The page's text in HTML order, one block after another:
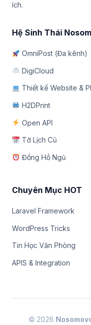
ích.
Hệ Sinh Thái
OmniPost (Đa kênh)
DigiCloud
Thiết kế Website &
H2DPrint
Open API
Tờ Lịch Cũ
Đồng Hồ Ngủ
Chuyên Mục HOT
Laravel Framework
WordPress Tricks
Tin Học Văn Phòng
APIS & Integration
© 2026